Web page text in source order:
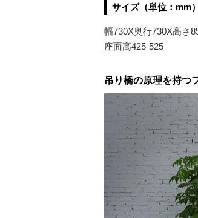
サイズ（単位：mm）
幅730X奥行730X高さ
座面高425-525
吊り橋の原理を持つ